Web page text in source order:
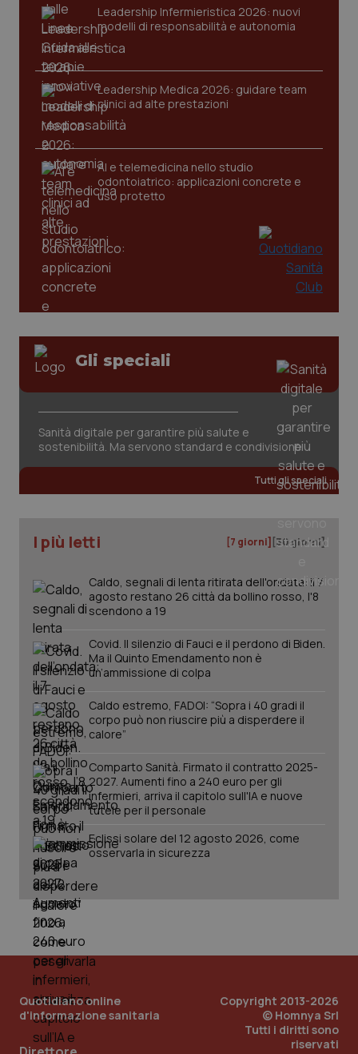
Leadership Infermieristica 2026: nuovi
modelli di responsabilità e autonomia
Leadership Medica 2026: guidare team
clinici ad alte prestazioni
AI e telemedicina nello studio
odontoiatrico: applicazioni concrete e
uso protetto
Gli speciali
Sanità digitale per garantire più salute e
sostenibilità. Ma servono standard e condivisione
Tutti gli speciali
I più letti [7 giorni] [30 giorni]
Caldo, segnali di lenta ritirata dell'ondata: il 7
agosto restano 26 città da bollino rosso, l'8
scendono a 19
Covid. Il silenzio di Fauci e il perdono di Biden.
Ma il Quinto Emendamento non è
un’ammissione di colpa
Caldo estremo, FADOI: “Sopra i 40 gradi il
corpo può non riuscire più a disperdere il
calore”
Comparto Sanità. Firmato il contratto 2025-
2027. Aumenti fino a 240 euro per gli
infermieri, arriva il capitolo sull'IA e nuove
tutele per il personale
Eclissi solare del 12 agosto 2026, come
osservarla in sicurezza
Quotidiano online
d'informazione sanitaria
Copyright 2013-2026
© Homnya Srl
Tutti i diritti sono
riservati
tracking-sites-ironfish-
session-id
www.quotidianosanita.it
Google LLC
.quotidianosanita.it
_ga_KM60CM4NPH .quotidianosanita.it
Nome Scadenza
_ga_0VMQEQKQ1N
mese
cookie
viene
utilizzato
da Google
Analytics
per
Nome
VISITOR_INFO1_LIVE
Google LLC
.youtube.com
5 mesi 4
settimane